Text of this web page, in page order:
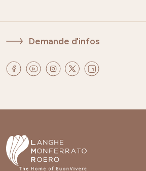
Demande d'infos